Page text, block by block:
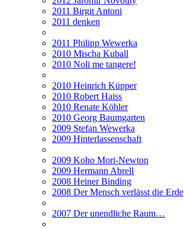
2011 Birgit Antoni
2011 denken
2011 Philipp Wewerka
2010 Mischa Kuball
2010 Noli me tangere!
2010 Heinrich Küpper
2010 Robert Haiss
2010 Renate Köhler
2010 Georg Baumgarten
2009 Stefan Wewerka
2009 Hinterlassenschaft
2009 Koho Mori-Newton
2009 Hermann Abrell
2008 Heiner Binding
2008 Der Mensch verlässt die Erde
2007 Der unendliche Raum…